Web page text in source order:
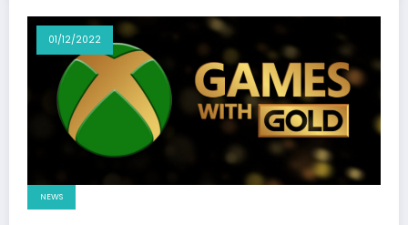
01/12/2022
NEWS